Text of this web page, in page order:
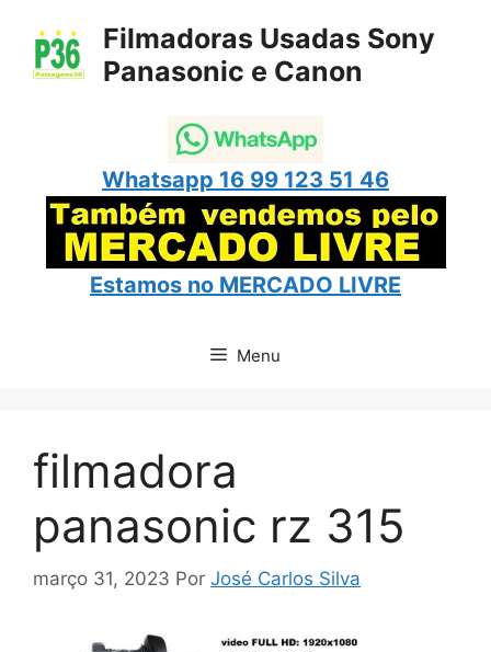
para
Filmadoras Usadas Sony
Panasonic e Canon
Whatsapp 16 99 123 51 46
Estamos no MERCADO LIVRE
Menu
filmadora
panasonic rz 315
março 31, 2023 Por José Carlos Silva